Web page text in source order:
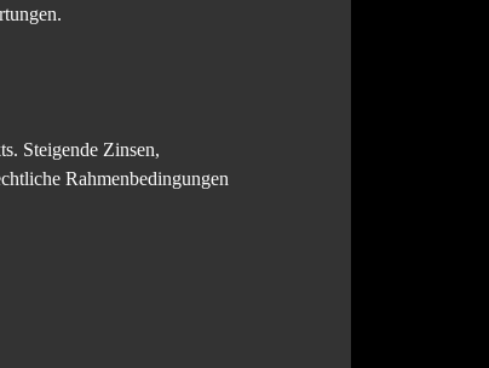
Steigende Zinsen,
Rahmenbedingungen